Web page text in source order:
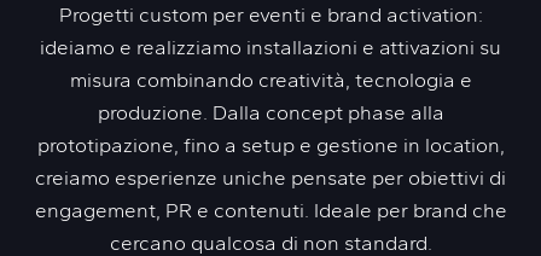
Progetti custom per eventi e brand activation:
ideiamo e realizziamo installazioni e attivazioni su
misura combinando creatività, tecnologia e
produzione. Dalla concept phase alla
prototipazione, fino a setup e gestione in location,
creiamo esperienze uniche pensate per obiettivi di
engagement, PR e contenuti. Ideale per brand che
cercano qualcosa di non standard.